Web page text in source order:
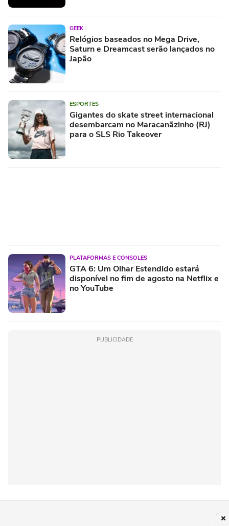
GEEK
Relógios baseados no Mega Drive,
Saturn e Dreamcast serão lançados no
Japão
ESPORTES
Gigantes do skate street internacional
desembarcam no Maracanãzinho (RJ)
para o SLS Rio Takeover
PLATAFORMAS E CONSOLES
GTA 6: Um Olhar Estendido estará
disponível no fim de agosto na Netflix e
no YouTube
PUBLICIDADE